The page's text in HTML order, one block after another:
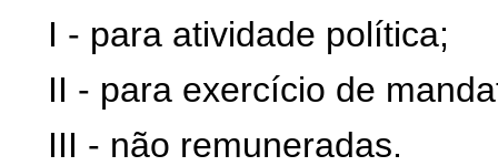
I - para atividade política;
II - para exercício de
III - não remuneradas.